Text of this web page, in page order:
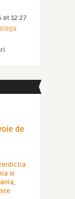
at 12:27
de
si